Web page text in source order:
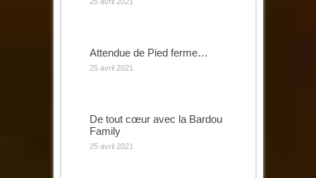
Attendue de Pied ferme…
25 avril 2021
De tout cœur avec la Bardou
Family
25 avril 2021